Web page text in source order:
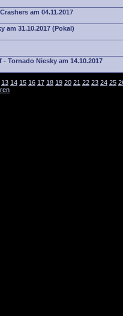
am 04.11.2017
am 31.10.2017 (Pokal)
Tornado Niesky am 14.10.2017
13 14 15 16 17 18 19 20 21 22 23 24 25